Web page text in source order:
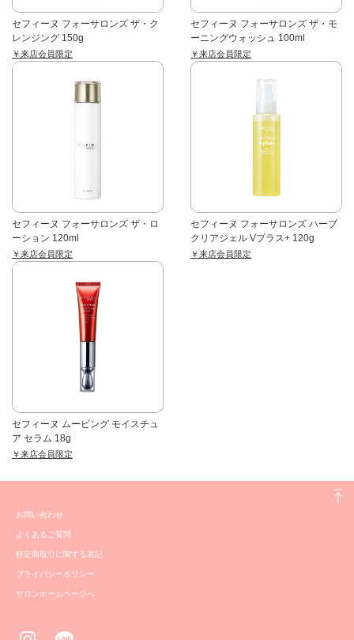
セフィーヌ フォーサロンズ ザ・ク
レンジング 150g
￥来店会員限定
セフィーヌ フォーサロンズ ザ・モ
ーニングウォッシュ 100ml
￥来店会員限定
セフィーヌ フォーサロンズ ザ・ロ
ーション 120ml
￥来店会員限定
セフィーヌ フォーサロンズ ハーブ
クリアジェル Vプラス+ 120g
￥来店会員限定
セフィーヌ ムービング モイスチュ
ア セラム 18g
￥来店会員限定
お問い合わせ
よくあるご質問
特定商取引に関する表記
プライバシーポリシー
サロンホームページへ